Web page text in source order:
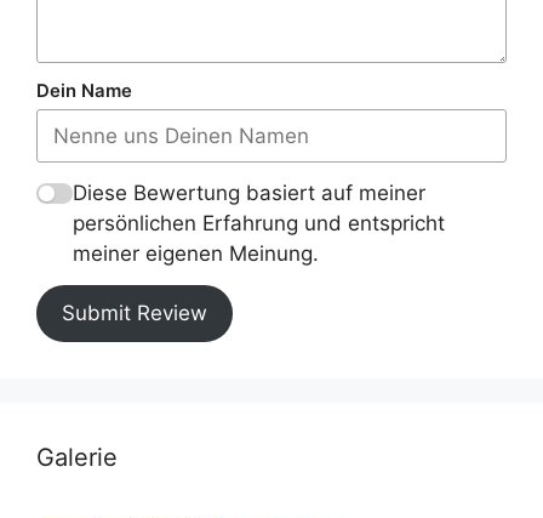
Dein Name
Diese Bewertung basiert auf meiner
persönlichen Erfahrung und entspricht
meiner eigenen Meinung.
Submit Review
Galerie